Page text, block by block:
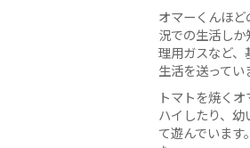
オマーくんほ
況での生活し
理用ガスなど
生活を送ってい
トマトを焼く
ハイしたり、
て遊んでいま